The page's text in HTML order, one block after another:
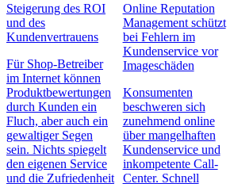
Steigerung des ROI
und des
Kundenvertrauens
Für Shop-Betreiber
im Internet können
Produktbewertungen
durch Kunden ein
Fluch, aber auch ein
gewaltiger Segen
sein. Nichts spiegelt
den eigenen Service
und die Zufriedenheit
Online Reputation
Management schützt
bei Fehlern im
Kundenservice vor
Imageschäden
Konsumenten
beschweren sich
zunehmend online
über mangelhaften
Kundenservice und
inkompetente Call-
Center. Schnell